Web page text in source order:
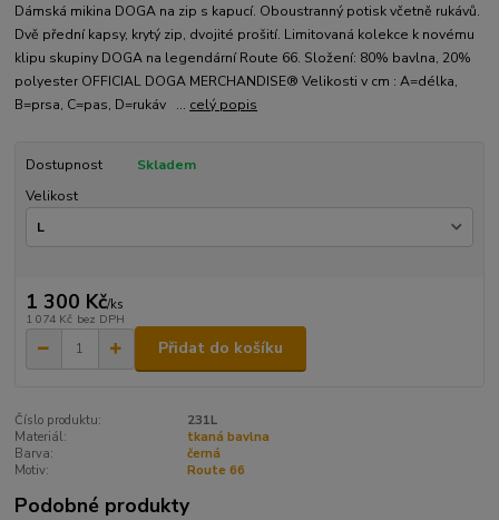
Dámská mikina DOGA na zip s kapucí. Oboustranný potisk včetně rukávů.
Dvě přední kapsy, krytý zip, dvojité prošití. Limitovaná kolekce k novému
klipu skupiny DOGA na legendární Route 66. Složení: 80% bavlna, 20%
polyester OFFICIAL DOGA MERCHANDISE® Velikosti v cm : A=délka,
B=prsa, C=pas, D=rukáv ... celý popis
Dostupnost
Skladem
Velikost
1 300 Kč/ks
1 074 Kč bez DPH
Přidat do košíku
Číslo produktu:
231L
Materiál:
tkaná bavlna
Barva:
černá
Motiv:
Route 66
Podobné produkty